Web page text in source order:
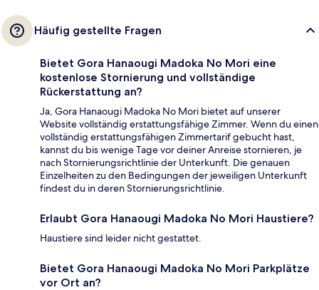
Häufig gestellte Fragen
Bietet Gora Hanaougi Madoka No Mori eine
kostenlose Stornierung und vollständige
Rückerstattung an?
Ja, Gora Hanaougi Madoka No Mori bietet auf unserer
Website vollständig erstattungsfähige Zimmer. Wenn du einen
vollständig erstattungsfähigen Zimmertarif gebucht hast,
kannst du bis wenige Tage vor deiner Anreise stornieren, je
nach Stornierungsrichtlinie der Unterkunft. Die genauen
Einzelheiten zu den Bedingungen der jeweiligen Unterkunft
findest du in deren Stornierungsrichtlinie.
Erlaubt Gora Hanaougi Madoka No Mori Haustiere?
Haustiere sind leider nicht gestattet.
Bietet Gora Hanaougi Madoka No Mori Parkplätze
vor Ort an?